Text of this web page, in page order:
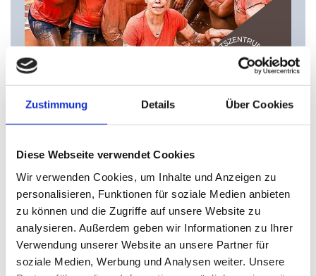
Zustimmung Details Über Cookies
Diese Webseite verwendet Cookies
Wir verwenden Cookies, um Inhalte und Anzeigen zu
personalisieren, Funktionen für soziale Medien anbieten
zu können und die Zugriffe auf unsere Website zu
analysieren. Außerdem geben wir Informationen zu Ihrer
Verwendung unserer Website an unsere Partner für
soziale Medien, Werbung und Analysen weiter. Unsere
FRAUENPOWER,
SCHLAMMSCHLACHT &
GROSSER SPASS
Auch in diesem Jahr gingen wieder
einige unserer Mitarbeiterinnen vom
Gesundheitszentrum Dr. Roy Kühne